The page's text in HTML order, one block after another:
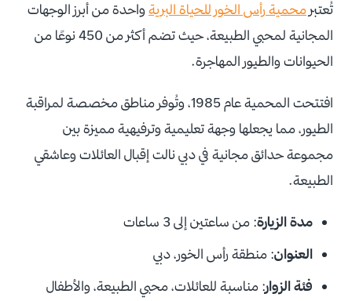
تُعتبر محمية رأس الخور للحياة البريةواحدة من أبرز الوجهات
المجانية لمحبي الطبيعة، حيث تضم أكثر من 450 نوعًا من
الحيوانات والطيور المهاجرة.
افتتحت المحمية عام 1985، وتُوفر مناطق مخصصة لمراقبة
الطيور، مما يجعلها وجهة تعليمية وترفيهية مميزة بين
مجموعة حدائق مجانية في دبي نالت إقبال العائلات وعاشقي
الطبيعة.
مدة الزيارة: من ساعتين إلى 3 ساعات
العنوان: منطقة رأس الخور، دبي
فئة الزوار: مناسبة للعائلات، محبي الطبيعة، والأطفال